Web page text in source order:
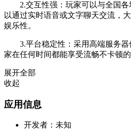
2.交互性强：玩家可以与全国各
以通过实时语音或文字聊天交流，
娱乐性。
3.平台稳定性：采用高端服务器
家在任何时间都能享受流畅不卡顿的
展开全部
收起
应用信息
开发者： 未知